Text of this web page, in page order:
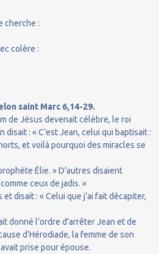
cherche :
colère :
saint Marc 6,14-29.
de Jésus devenait célèbre, le roi
: « C’est Jean, celui qui baptisait :
et voilà pourquoi des miracles se
Élie. » D’autres disaient
ceux de jadis. »
disait : « Celui que j’ai fait décapiter,
donné l’ordre d’arrêter Jean et de
d’Hérodiade, la femme de son
prise pour épouse.